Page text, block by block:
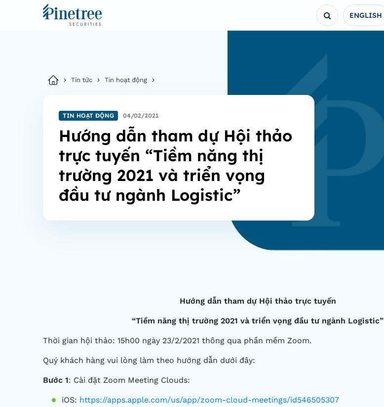
ENGLISH
Tin tức Tin hoạt động
TIN HOẠT ĐỘNG 04/02/2021
Hướng dẫn tham dự Hội thảo
trực tuyến “Tiềm năng thị
trường 2021 và triển vọng
đầu tư ngành Logistic”
Hướng dẫn tham dự Hội thảo trực tuyến
“Tiềm năng thị trường 2021 và triển vọng đầu tư ngành Logistic”
Thời gian hội thảo: 15h00 ngày 23/2/2021 thông qua phần mềm Zoom.
Quý khách hàng vui lòng làm theo hướng dẫn dưới đây:
Bước 1: Cài đặt Zoom Meeting Clouds:
iOS: https://apps.apple.com/us/app/zoom-cloud-meetings/id546505307